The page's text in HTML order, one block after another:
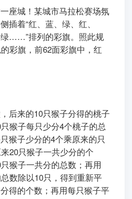
座城！某城市马拉松赛场氛
插着“红、蓝、绿、红、
……”排列的彩旗。照此规
彩旗，前62面彩旗中，红
后来的10只猴子分得的桃子
猴子每只少分4个桃子的总
猴子少分的4个乘原来的只
20只猴子一共少分的个
猴子一共分的总数；再用
数除以10只，得到重新平
得的个数；再用每只猴子平